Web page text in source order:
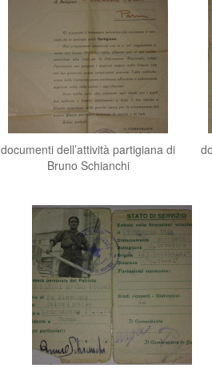
documenti dell’attività partigiana di
Bruno Schianchi